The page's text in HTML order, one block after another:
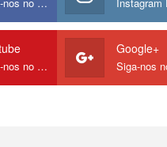
Siga-nos no Youtube
Google+